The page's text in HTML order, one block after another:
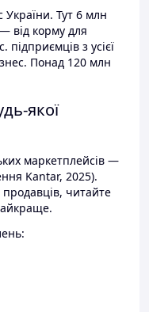
Тут 6 млн
від корму для
підприємців з усієї
Понад 120 млн
якої
маркетплейсів —
Kantar, 2025).
читайте